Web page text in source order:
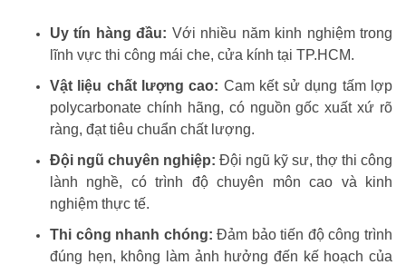
Uy tín hàng đầu: Với nhiều năm kinh nghiệm trong
lĩnh vực thi công mái che, cửa kính tại TP.HCM.
Vật liệu chất lượng cao: Cam kết sử dụng tấm lợp
polycarbonate chính hãng, có nguồn gốc xuất xứ rõ
ràng, đạt tiêu chuẩn chất lượng.
Đội ngũ chuyên nghiệp: Đội ngũ kỹ sư, thợ thi công
lành nghề, có trình độ chuyên môn cao và kinh
nghiệm thực tế.
Thi công nhanh chóng: Đảm bảo tiến độ công trình
đúng hẹn, không làm ảnh hưởng đến kế hoạch của